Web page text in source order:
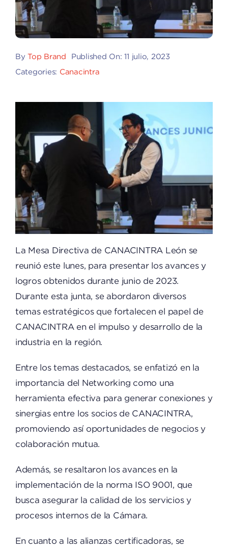
ByTop Brand
Published On: 11 julio, 2023
Categories: Canacintra
La Mesa Directiva de CANACINTRA León se
reunió este lunes, para presentar los avances y
logros obtenidos durante junio de 2023.
Durante esta junta, se abordaron diversos
temas estratégicos que fortalecen el papel de
CANACINTRA en el impulso y desarrollo de la
industria en la región.
Entre los temas destacados, se enfatizó en la
importancia del Networking como una
herramienta efectiva para generar conexiones y
sinergias entre los socios de CANACINTRA,
promoviendo así oportunidades de negocios y
colaboración mutua.
Además, se resaltaron los avances en la
implementación de la norma ISO 9001, que
busca asegurar la calidad de los servicios y
procesos internos de la Cámara.
En cuanto a las alianzas certificadoras, se